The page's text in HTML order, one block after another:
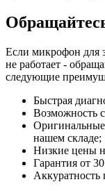
Если микрофон для
не работает -
следующие
Быстрая
Возможность
Оригинальные
нашем складе;
Низкие цены
Гарантия от
Аккуратность